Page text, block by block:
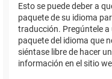
Esto se puede deber a
paquete de su idioma
traducción. Pregúntele a
paquete del idioma que
siéntase libre de hacer
información en el sitio